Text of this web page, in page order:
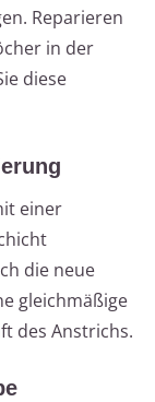
Reparieren
in der
diese
einer
die neue
gleichmäßige
des Anstrichs.